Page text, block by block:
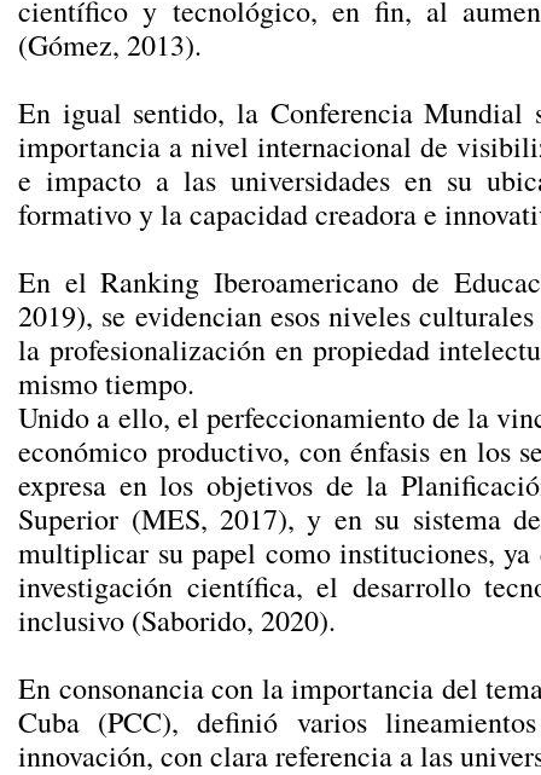
científico y tecnológico, en fin, al
(Gómez, 2013).
En igual sentido, la Conferencia Mundial
importancia a nivel internacional de
e impacto a las universidades en su
formativo y la capacidad creadora e
En el Ranking Iberoamericano de
2019), se evidencian esos niveles
la profesionalización en propiedad
mismo tiempo.
Unido a ello, el perfeccionamiento de la
económico productivo, con énfasis en los
expresa en los objetivos de la
Superior (MES, 2017), y en su sistema
multiplicar su papel como instituciones,
investigación científica, el desarrollo
inclusivo (Saborido, 2020).
En consonancia con la importancia del
Cuba (PCC), definió varios
innovación, con clara referencia a las